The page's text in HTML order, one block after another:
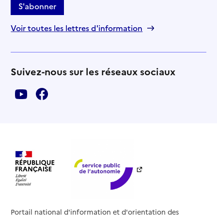
S'abonner
Voir toutes les lettres d'information
Suivez-nous sur les réseaux sociaux
Portail national d'information et d'orientation des